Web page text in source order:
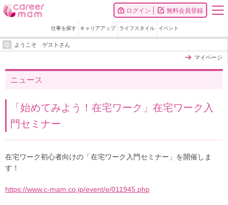
ログイン 無料会員登録
仕事を探す キャリアアップ ライフスタイル イベント
ようこそ ゲストさん
マイページ
ニュース
「始めてみよう！在宅ワーク」在宅ワーク入
門セミナー
在宅ワーク初心者向けの「在宅ワーク入門セミナー」を開催しま
す！
https://www.c-mam.co.jp/event/e/011945.php